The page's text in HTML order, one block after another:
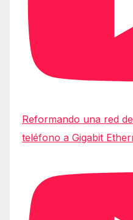
Reformando una red
teléfono a Gigabit